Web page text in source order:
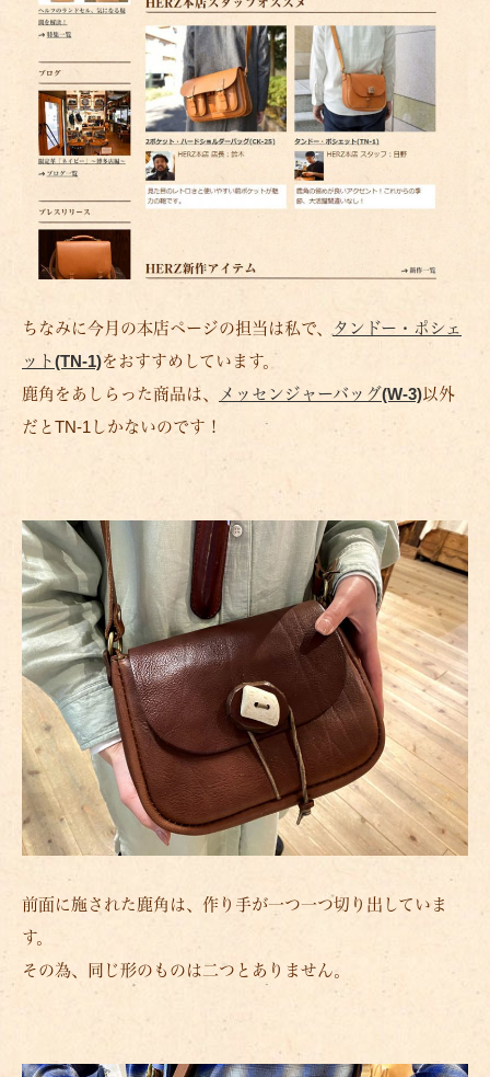
ちなみに今月の本店ページの担当は私で、
タンドー・ポシェ
ット(TN-1)をおすすめしています。
鹿角をあしらった商品は、
メッセンジャーバッグ(W-3)以外
だとTN-1しかないのです！
前面に施された鹿角は、作り手が一つ一つ切り出していま
す。
その為、同じ形のものは二つとありません。